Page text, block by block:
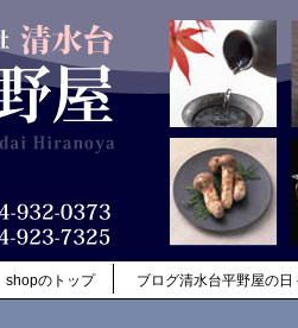
shopのトップ ブログ清水台平野屋の日